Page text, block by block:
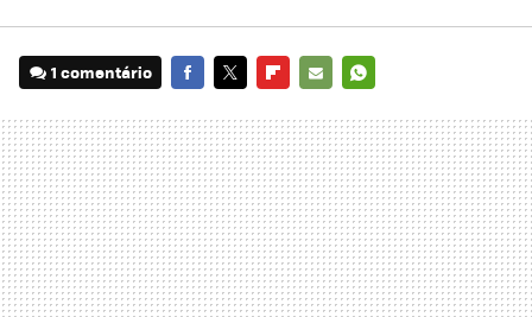
1 comentário
MAIL